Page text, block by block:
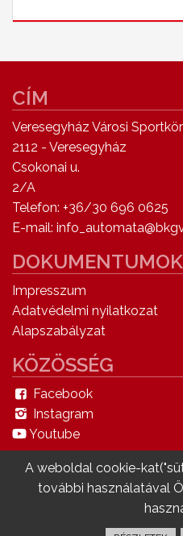
CÍM
Veresegyház Városi
2112 - Veresegyház
Csokonai u.
2/A
Telefon: +36/30 696 0625
E-mail:
DOKUMENTUMOK
Impresszum
Adatvédelmi nyilatkozat
Alapszabályzat
KÖZÖSSÉG
Facebook
Instagram
Youtube
v0.38 L8 © Copyright
A weboldal cookie-
további használatával